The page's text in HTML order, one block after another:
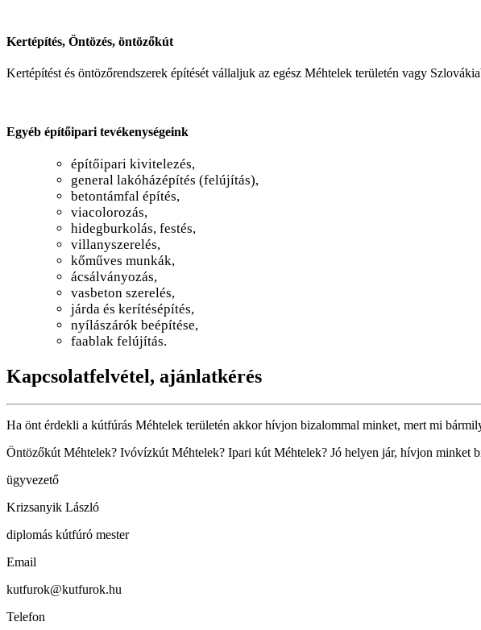
Kertépítés, Öntözés, öntözőkút
Kertépítést és öntözőrendszerek építését vállaljuk az egész Méhtelek területén vagy
Egyéb építőipari tevékenységeink
építőipari kivitelezés,
general lakóházépítés (felújítás),
betontámfal építés,
viacolorozás,
hidegburkolás, festés,
villanyszerelés,
kőműves munkák,
ácsálványozás,
vasbeton szerelés,
járda és kerítésépítés,
nyílászárók beépítése,
faablak felújítás.
Kapcsolatfelvétel, ajánlatkérés
Ha önt érdekli a kútfúrás Méhtelek területén akkor hívjon bizalommal minket, mert mi
Öntözőkút Méhtelek? Ivóvízkút Méhtelek? Ipari kút Méhtelek? Jó helyen jár, hívjon minket
ügyvezető
Krizsanyik László
diplomás kútfúró mester
Email
kutfurok@kutfurok.hu
Telefon